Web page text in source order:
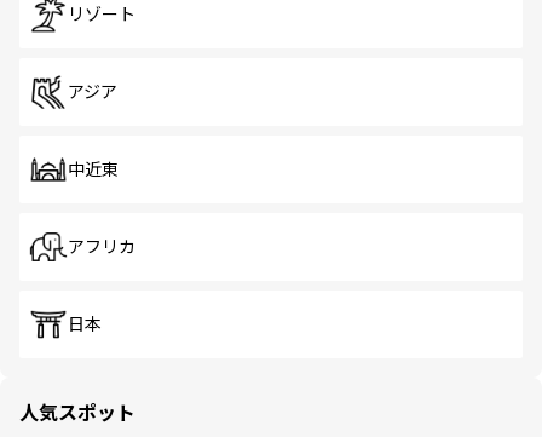
リゾート
アジア
中近東
アフリカ
日本
人気スポット